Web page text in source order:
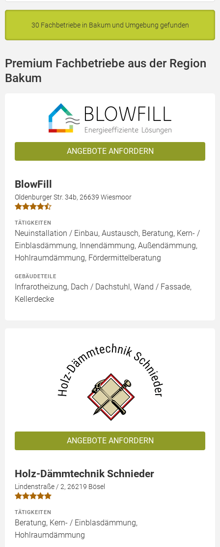
30 Fachbetriebe in Bakum und Umgebung gefunden
Premium Fachbetriebe aus der Region
Bakum
ANGEBOTE ANFORDERN
BlowFill
Oldenburger Str. 34b, 26639 Wiesmoor
TÄTIGKEITEN
Neuinstallation / Einbau, Austausch, Beratung, Kern- /
Einblasdämmung, Innendämmung, Außendämmung,
Hohlraumdämmung, Fördermittelberatung
GEBÄUDETEILE
Infrarotheizung, Dach / Dachstuhl, Wand / Fassade,
Kellerdecke
ANGEBOTE ANFORDERN
Holz-Dämmtechnik Schnieder
Lindenstraße / 2, 26219 Bösel
TÄTIGKEITEN
Beratung, Kern- / Einblasdämmung,
Hohlraumdämmung